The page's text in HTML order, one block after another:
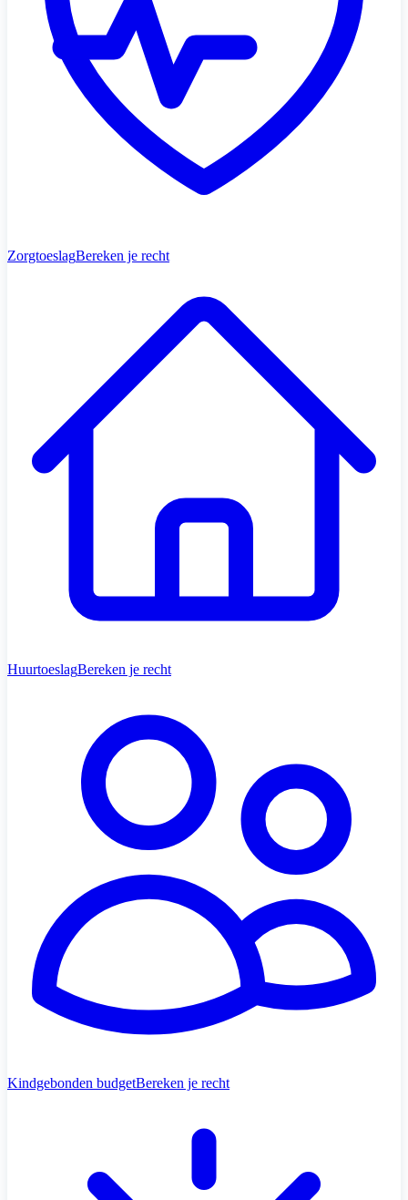
ZorgtoeslagBereken je recht
HuurtoeslagBereken je recht
Kindgebonden budgetBereken je recht